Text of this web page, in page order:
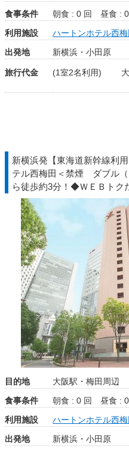
食事条件
朝食 : 0 回 昼食 :
利用施設
ハートンホテル西梅
出発地
新横浜・小田原
旅行代金 (1室2名利用)
新横浜発【東海道新幹線利
テル西梅田＜禁煙 ダブル
ら徒歩約3分！◆ＷＥＢトク
目的地
大阪駅・梅田周辺
食事条件
朝食 : 0 回 昼食 :
利用施設
ハートンホテル西梅
出発地
新横浜・小田原